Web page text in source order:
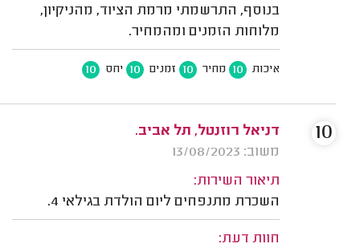
בנוסף, התרשמתי מרמת הציוד, מהניקיון,
מלוחות הזמנים ומהמחיר.
איכות 10 מחיר 10 זמנים 10 יחס 10
דניאל רוזנטל, תל אביב.
משוב: 13/08/2023
תיאור השירות:
השכרת מתנפחים ליום הולדת בגילאי 4.
חוות דעת:
10